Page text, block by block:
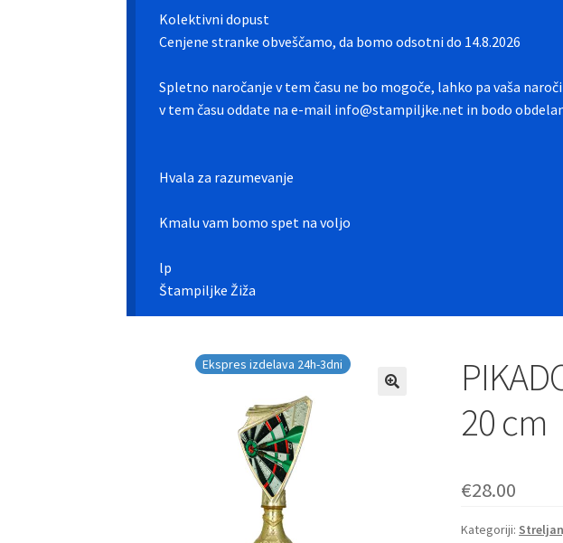
Kolektivni dopust
Cenjene stranke obveščamo, da bomo odsotni do 14.8.2026
Spletno naročanje v tem času ne bo mogoče, lahko pa vaša
v tem času oddate na e-mail info@stampiljke.net in bodo
Hvala za razumevanje
Kmalu vam bomo spet na voljo
lp
Štampiljke Žiža
Ekspres izdelava 24h-3dni
20 cm
€28.00
Kategoriji: